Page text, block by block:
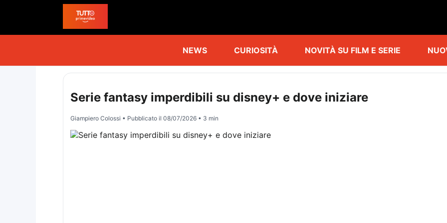
NEWS CURIOSITÀ NOVITÀ SU FILM E SERIE
Serie fantasy imperdibili su disney+ e dove iniziare
Giampiero Colossi • Pubblicato il 08/07/2026• 3 min